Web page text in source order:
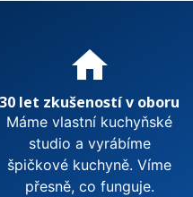
home
30 let zkušeností v oboru
Máme vlastní kuchyňské
studio a vyrábíme
špičkové kuchyně. Víme
přesně, co funguje.